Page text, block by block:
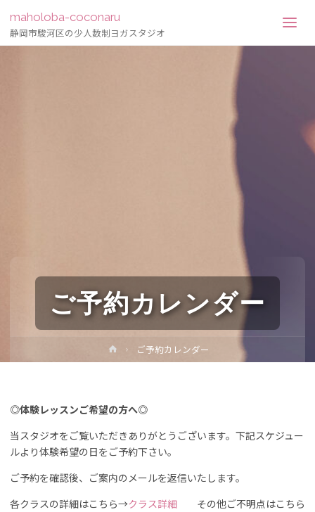
maholoba-coconaru
静岡市駿河区の少人数制ヨガスタジオ
ご予約カレンダー
ホ
ー
ご予約カレンダー
◎体験レッスンご希望の方へ◎
当スタジオをご覧いただきありがとうございます。下記スケジュー
ルより体験希望の日をご予約下さい。
ご予約を確認後、ご案内のメールを返信いたします。
各クラスの詳細はこちら→クラス詳細 その他ご不明点はこちら